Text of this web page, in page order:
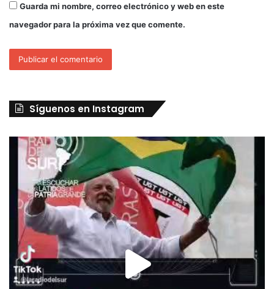
Guarda mi nombre, correo electrónico y web en este
navegador para la próxima vez que comente.
Síguenos en Instagram